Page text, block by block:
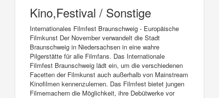
Kino,Festival / Sonstige
Internationales Filmfest Braunschweig - Europäische
Filmkunst Der November verwandelt die Stadt
Braunschweig in Niedersachsen in eine wahre
Pilgerstätte für alle Filmfans. Das Internationale
Filmfest Braunschweig lädt ein, um die verschiedenen
Facetten der Filmkunst auch außerhalb von Mainstream
Kinofilmen kennenzulernen. Das Filmfest bietet jungen
Filmemachern die Möglichkeit, ihre Debütwerke vor